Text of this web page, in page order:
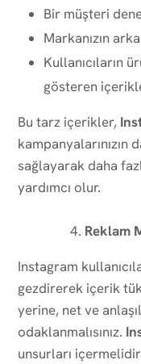
Bir müşteri
Markanızın
Kullanıcıların
gösteren
Bu tarz içerikler,
kampanyalarınızın
sağlayarak daha
yardımcı olur.
Reklam
Instagram
gezdirerek içerik
yerine, net ve
odaklanmalısınız.
unsurları